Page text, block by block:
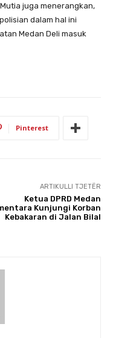
juga menerangkan,
dalam hal ini
Medan Deli masuk
Pinterest
ARTIKULLI TJETËR
Ketua DPRD Medan
Kunjungi Korban
Kebakaran di Jalan Bilal